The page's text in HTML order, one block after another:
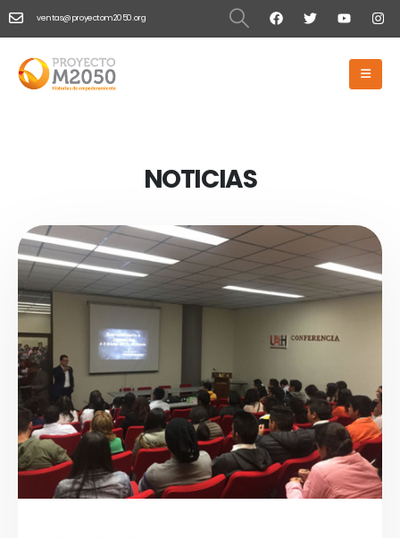
ventas@proyectom2050.org
Colaboradiores
NOTICIAS